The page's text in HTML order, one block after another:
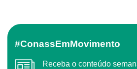
#ConassEmMovimento
Receba o conteúdo semanal do Conass com